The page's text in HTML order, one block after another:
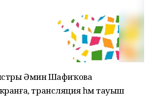
Әминә Шафиҡова
трансляция һәм тауыш